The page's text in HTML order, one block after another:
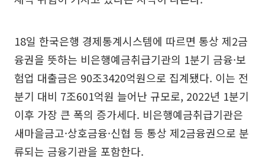
18일 한국은행 경제통계시스템에 따르면 통상 제2금
융권을 뜻하는 비은행예금취급기관의 1분기 금융·보
험업 대출금은 90조3420억원으로 집계됐다. 이는 전
분기 대비 7조601억원 늘어난 규모로, 2022년 1분기
이후 가장 큰 폭의 증가세다. 비은행예금취급기관은
새마을금고·상호금융·신협 등 통상 제2금융권으로 분
류되는 금융기관을 포함한다.